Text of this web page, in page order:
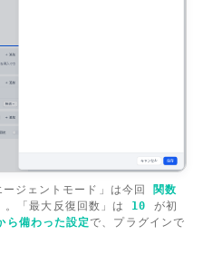
ージェントモード」は今回 関数
。「最大反復回数」は 10
が初
ら備わった設定で、プラグインで